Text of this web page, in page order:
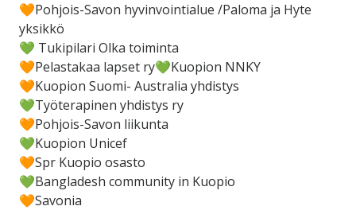
🧡Pohjois-Savon hyvinvointialue /Paloma ja Hyte
yksikkö
💚 Tukipilari Olka toiminta
🧡Pelastakaa lapset ry💚Kuopion NNKY
🧡Kuopion Suomi- Australia yhdistys
💚Työterapinen yhdistys ry
🧡Pohjois-Savon liikunta
💚Kuopion Unicef
🧡Spr Kuopio osasto
💚Bangladesh community in Kuopio
🧡Savonia